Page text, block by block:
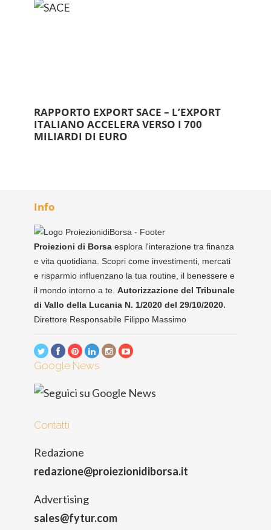
RAPPORTO EXPORT SACE – L’EXPORT
ITALIANO ACCELERA VERSO I 700
MILIARDI DI EURO
Info
Proiezioni di Borsa esplora l'interazione tra finanza
e vita quotidiana. Scopri come investimenti, mercati
e risparmio influenzano la tua routine, il benessere e
il mondo intorno a te. Autorizzazione del Tribunale
di Vallo della Lucania N. 1/2020 del 29/10/2020.
Direttore Responsabile Filippo Massimo
Google News
Contatti
Redazione
redazione@proiezionidiborsa.it
Advertising
sales@fytur.com